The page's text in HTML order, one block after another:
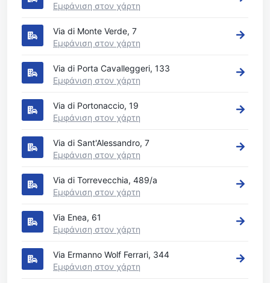
Εμφάνιση στον χάρτη
Via di Monte Verde, 7
Εμφάνιση στον χάρτη
Via di Porta Cavalleggeri, 133
Εμφάνιση στον χάρτη
Via di Portonaccio, 19
Εμφάνιση στον χάρτη
Via di Sant'Alessandro, 7
Εμφάνιση στον χάρτη
Via di Torrevecchia, 489/a
Εμφάνιση στον χάρτη
Via Enea, 61
Εμφάνιση στον χάρτη
Via Ermanno Wolf Ferrari, 344
Εμφάνιση στον χάρτη